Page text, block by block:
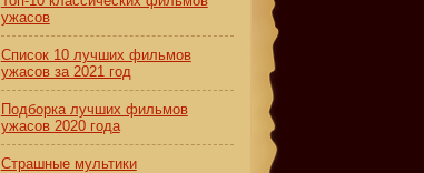
ужасов
Список 10 лучших фильмов
ужасов за 2021 год
Подборка лучших фильмов
ужасов 2020 года
Страшные мультики